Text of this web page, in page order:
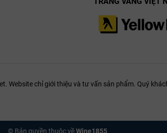
Website chỉ giới thiệu và tư vấn sản phẩm. Quý
© Bản quyền thuộc vềWine1855